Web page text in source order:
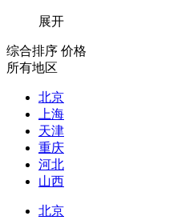
展开
综合排序 价格
所有地区
北京
上海
天津
重庆
河北
山西
北京